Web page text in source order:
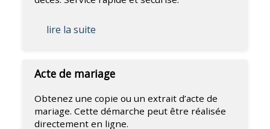
lire la suite
Acte de mariage
Obtenez une copie ou un extrait d’acte de
mariage. Cette démarche peut être réalisée
directement en ligne.